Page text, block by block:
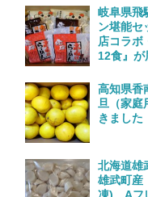
岐阜県飛
ン堪能セ
店コラボ
12食』が
高知県香
旦（家庭
きました
北海道雄
雄武町
凍) Aフ